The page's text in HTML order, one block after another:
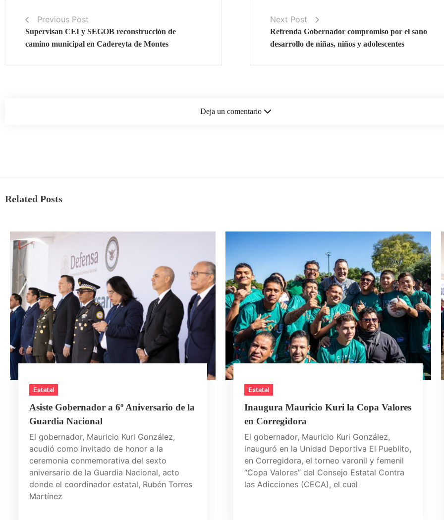
Previous Post
Supervisan CEI y SEGOB reconstrucción de
camino municipal en Cadereyta de Montes
Next Post
Refrenda Gobernador compromiso por el sano
desarrollo de niñas, niños y adolescentes
Deja un comentario
Related Posts
Estatal
Asiste Gobernador a 6º Aniversario de la
Guardia Nacional
El gobernador, Mauricio Kuri González,
acudió como invitado de honor a la
ceremonia conmemorativa del sexto
aniversario de la Guardia Nacional, acto
donde el coordinador estatal, Rubén Torres
Martínez
Estatal
Inaugura Mauricio Kuri la Copa Valores
en Corregidora
El gobernador, Mauricio Kuri González,
inauguró en la Unidad Deportiva El Pueblito,
en Corregidora, el torneo varonil y femenil
“Copa Valores” del Consejo Estatal Contra
las Adicciones (CECA), el cual